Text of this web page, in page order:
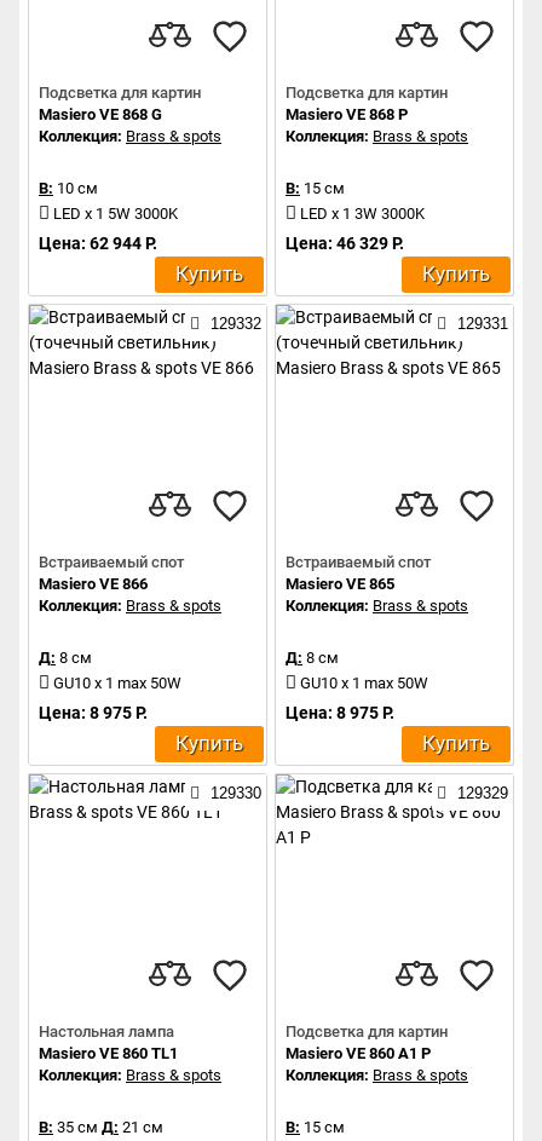
Подсветка для картин
Masiero VE 868 G
Коллекция: Brass & spots
В: 10 см
LED x 1 5W 3000K
Цена: 62 944 Р.
Купить
Подсветка для картин
Masiero VE 868 P
Коллекция: Brass & spots
В: 15 см
LED x 1 3W 3000K
Цена: 46 329 Р.
Купить
129332
Встраиваемый спот
Masiero VE 866
Коллекция: Brass & spots
Д: 8 см
GU10 x 1 max 50W
Цена: 8 975 Р.
Купить
129331
Встраиваемый спот
Masiero VE 865
Коллекция: Brass & spots
Д: 8 см
GU10 x 1 max 50W
Цена: 8 975 Р.
Купить
129330
Настольная лампа
Masiero VE 860 TL1
Коллекция: Brass & spots
В: 35 см Д: 21 см
129329
Подсветка для картин
Masiero VE 860 A1 P
Коллекция: Brass & spots
В: 15 см